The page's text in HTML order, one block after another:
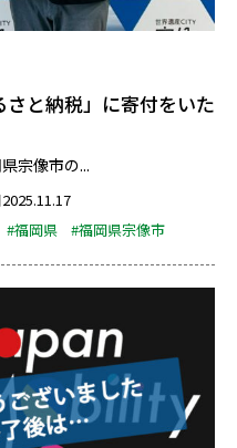
と納税」に寄付をいた
宗像市の...
#福岡県 #福岡県宗像市